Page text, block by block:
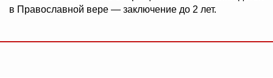
в Православной вере — заключение до 2 лет.